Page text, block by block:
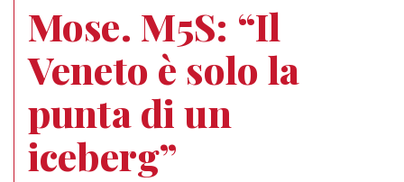
Mose. M5S: “Il
Veneto è solo la
punta di un
iceberg”